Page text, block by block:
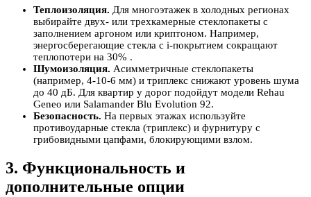
Теплоизоляция. Для многоэтажек в холодных регионах
выбирайте двух- или трехкамерные стеклопакеты с
заполнением аргоном или криптоном. Например,
энергосберегающие стекла с i-покрытием сокращают
теплопотери на 30% .
Шумоизоляция. Асимметричные стеклопакеты
(например, 4-10-6 мм) и триплекс снижают уровень шума
до 40 дБ. Для квартир у дорог подойдут модели Rehau
Geneo или Salamander Blu Evolution 92.
Безопасность. На первых этажах используйте
противоударные стекла (триплекс) и фурнитуру с
грибовидными цапфами, блокирующими взлом.
3. Функциональность и
дополнительные опции